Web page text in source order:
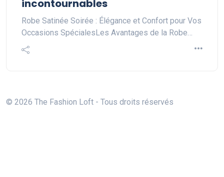
incontournables
Robe Satinée Soirée : Élégance et Confort pour Vos
Occasions SpécialesLes Avantages de la Robe…
© 2026 The Fashion Loft - Tous droits réservés